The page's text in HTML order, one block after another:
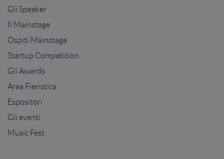
Gli Speaker
Il Mainstage
Ospiti Mainstage
Startup Competition
Gli Awards
Area Fieristica
Espositori
Gli eventi
Music Fest